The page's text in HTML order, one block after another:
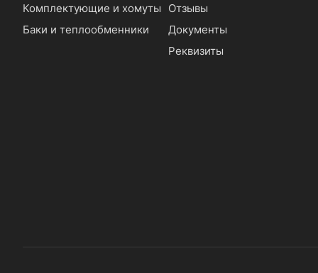
Комплектующие и хомуты
Баки и теплообменники
Отзывы
Документы
Реквизиты